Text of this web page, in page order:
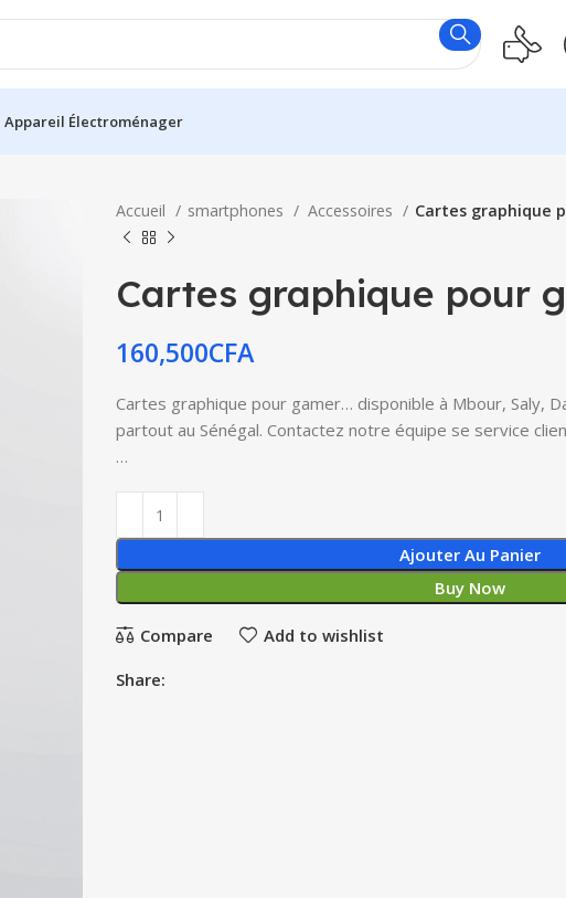
Appareil Électroménager
Accueil smartphones Accessoires Cartes graphique
Cartes graphique pour
160,500CFA
Cartes graphique pour gamer… disponible à Mbour, Saly,
partout au Sénégal. Contactez notre équipe se service
…
Ajouter Au Panier
Buy Now
Compare Add to wishlist
Share: